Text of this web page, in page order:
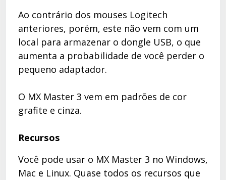
Ao contrário dos mouses Logitech
anteriores, porém, este não vem com um
local para armazenar o dongle USB, o que
aumenta a probabilidade de você perder o
pequeno adaptador.
O MX Master 3 vem em padrões de cor
grafite e cinza.
Recursos
Você pode usar o MX Master 3 no Windows,
Mac e Linux. Quase todos os recursos que